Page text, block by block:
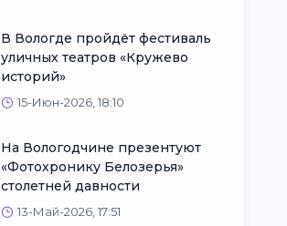
В Вологде пройдёт фестиваль
уличных театров «Кружево
историй»
15-Июн-2026, 18:10
На Вологодчине презентуют
«Фотохронику Белозерья»
столетней давности
13-Май-2026, 17:51